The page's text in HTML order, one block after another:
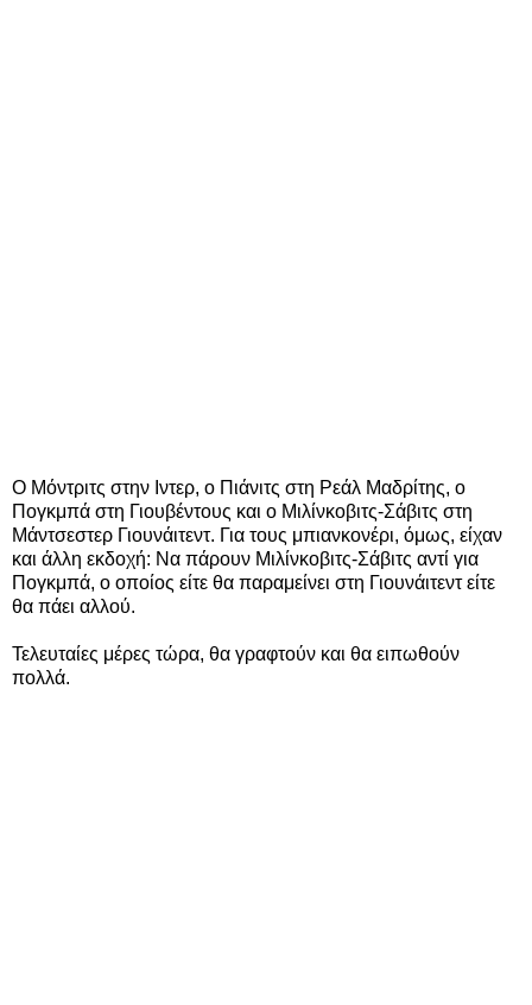
Ο Μόντριτς στην Ιντερ, ο Πιάνιτς στη Ρεάλ Μαδρίτης, ο
Πογκμπά στη Γιουβέντους και ο Μιλίνκοβιτς-Σάβιτς στη
Μάντσεστερ Γιουνάιτεντ. Για τους μπιανκονέρι, όμως, είχαν
και άλλη εκδοχή: Να πάρουν Μιλίνκοβιτς-Σάβιτς αντί για
Πογκμπά, ο οποίος είτε θα παραμείνει στη Γιουνάιτεντ είτε
θα πάει αλλού.
Τελευταίες μέρες τώρα, θα γραφτούν και θα ειπωθούν
πολλά.